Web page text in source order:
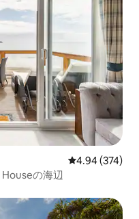
レビュー374
4.94 (374)
の海辺